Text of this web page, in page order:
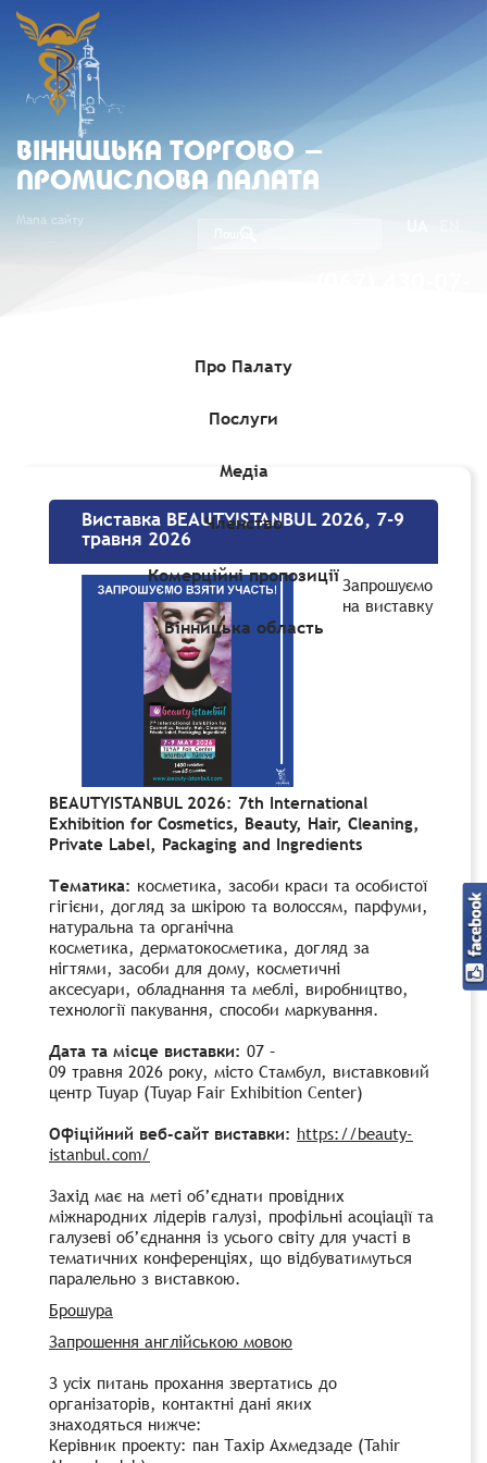
ВIННИЦЬКА ТОРГОВО -
ПРОМИСЛОВА ПАЛАТА
Мапа сайту
Про Палату
Послуги
Медіа
Членство
Комерційні пропозиції
Вінницька область
Міжнародні виставки, ярмарки
Виставка BEAUTYISTANBUL 2026, 7-9
травня 2026
Запрошуємо
на виставку
BEAUTYISTANBUL 2026: 7th International
Exhibition for Cosmetics, Beauty, Hair, Cleaning,
Private Label, Packaging and Ingredients
Тематика: косметика, засоби краси та особистої
гігієни, догляд за шкірою та волоссям, парфуми,
натуральна та органічна
косметика, дерматокосметика, догляд за
нігтями, засоби для дому, косметичні
аксесуари, обладнання та меблі, виробництво,
технології пакування, способи маркування.
Дата та місце виставки: 07 –
09 травня 2026 року, місто Стамбул, виставковий
центр Tuyap (Tuyap Fair Exhibition Center)
Офіційний веб-сайт виставки: https://beauty-
istanbul.com/
Захід має на меті об’єднати провідних
міжнародних лідерів галузі, профільні асоціації та
галузеві об’єднання із усього світу для участі в
тематичних конференціях, що відбуватимуться
паралельно з виставкою.
Брошура
Запрошення англійською мовою
З усіх питань прохання звертатись до
організаторів, контактні дані яких
знаходяться нижче:
Керівник проекту: пан Тахір Ахмедзаде (Tahir